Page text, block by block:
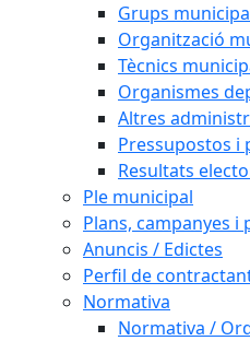
Grups
Organització
Tècnics
Organismes
Altres
Pressupostos i
Resultats
Ple municipal
Plans, campanyes i
Anuncis / Edictes
Perfil de
Normativa
Normativa /